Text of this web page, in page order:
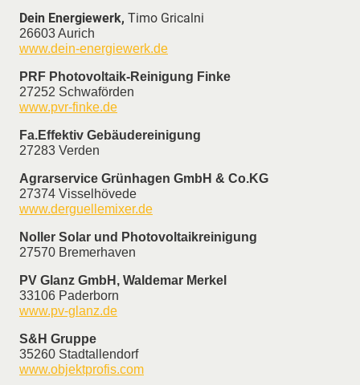
Dein Energiewerk, Timo Gricalni
26603 Aurich
www.dein-energiewerk.de
PRF Photovoltaik-Reinigung Finke
27252 Schwaförden
www.pvr-finke.de
Fa.Effektiv Gebäudereinigung
27283 Verden
Agrarservice Grünhagen GmbH & Co.KG
27374 Visselhövede
www.derguellemixer.de
Noller Solar und Photovoltaikreinigung
27570 Bremerhaven
PV Glanz GmbH, Waldemar Merkel
33106 Paderborn
www.pv-glanz.de
S&H Gruppe
35260 Stadtallendorf
www.objektprofis.com